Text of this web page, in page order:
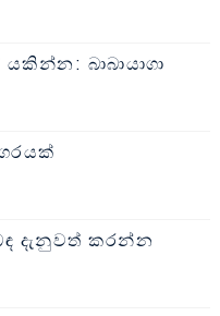
බාබායාගා
දැනුවත් කරන්න